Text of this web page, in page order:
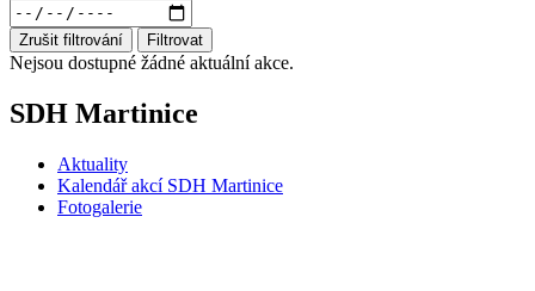
Zrušit filtrování Filtrovat
Nejsou dostupné žádné aktuální akce.
SDH Martinice
Aktuality
Kalendář akcí SDH Martinice
Fotogalerie